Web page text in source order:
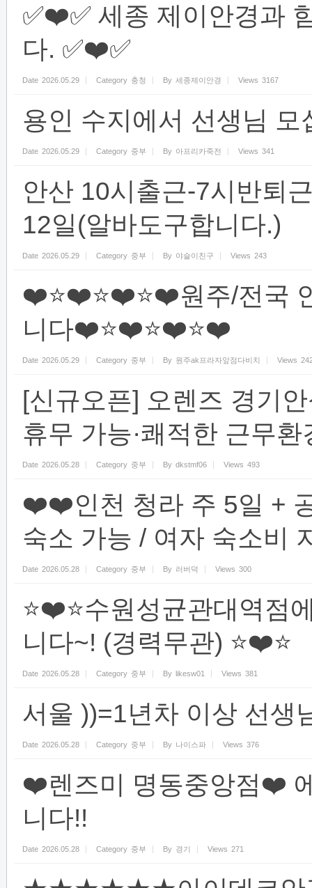
✅❤️✅ 세종 제이안경과
다. ✅❤️✅
Date 2026.05.29 Category 충청 By 세종제이안경 Views 3167
용인 수지에서 선생님 모
Date 2026.05.29 Category 중부 By 아프리카죽전 Views 341
안산 10시출근-7시반퇴
12일(알바도구합니다.)
Date 2026.05.29 Category 중부 By 야슬이친구 Views 243
❤️⭐️❤️⭐️❤️⭐️❤️원주/전국
니다❤️⭐️❤️⭐️❤️⭐️❤️
Date 2026.05.29 Category 중부 By 원주ak프라자앞점다비치 Views
[신규오픈] 오렌즈 경기
휴무 가능·쾌적한 근무환
Date 2026.05.28 Category 중부 By dkstmf06 Views 493
❤️❤️인천 청라 주 5일 +
숙소 가능 / 여자 숙소
Date 2026.05.28 Category 중부 By 러버덕 Views 300
⭐️❤️⭐️수원성균관대역점
니다~! (경력무관) ⭐️❤️⭐️
Date 2026.05.28 Category 중부 By likesw01 Views 381
서울 ))=1년차 이상 선생
Date 2026.05.28 Category 중부 By 나이스파 Views 376
❤️렌즈미 명동중앙점❤️
니다!!
Date 2026.05.28 Category 중부 By 경기 Views 271